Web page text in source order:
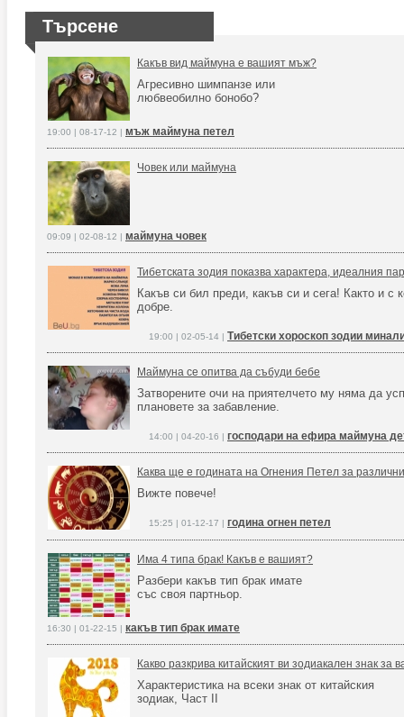
Търсене
Какъв вид маймуна е вашият мъж?
Агресивно шимпанзе или
любвеобилно бонобо?
19:00 | 08-17-12 | мъж маймуна петел
Човек или маймуна
09:09 | 02-08-12 | маймуна човек
Тибетската зодия показва характера, идеалния
Какъв си бил преди, какъв си и сега! Както и с
добре.
19:00 | 02-05-14 | Тибетски хороскоп зодии
Маймуна се опитва да събуди бебе
Затворените очи на приятелчето му няма да
плановете за забавление.
14:00 | 04-20-16 | господари на ефира маймуна
Каква ще е годината на Огнения Петел за
Вижте повече!
15:25 | 01-12-17 | година огнен петел
Има 4 типа брак! Какъв е вашият?
Разбери какъв тип брак имате
със своя партньор.
16:30 | 01-22-15 | какъв тип брак имате
Какво разкрива китайският ви зодиакален знак за
Характеристика на всеки знак от китайския
зодиак, Част II